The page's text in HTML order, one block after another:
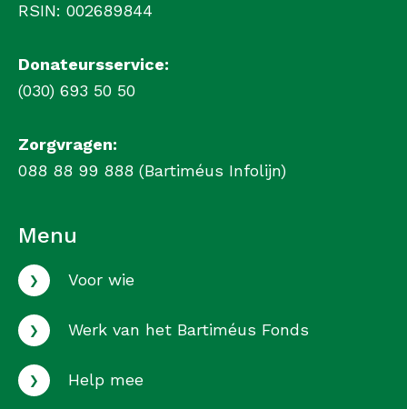
RSIN: 002689844
Donateursservice:
(030) 693 50 50
Zorgvragen:
088 88 99 888 (Bartiméus Infolijn)
Menu
› Voor wie
› Werk van het Bartiméus Fonds
› Help mee